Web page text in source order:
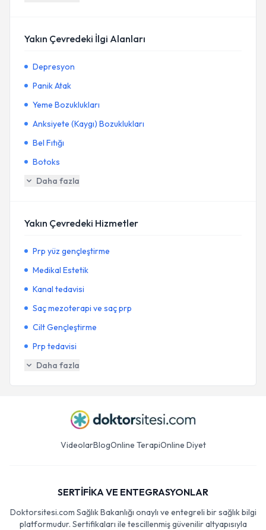
Yakın Çevredeki İlgi Alanları
Depresyon
Panik Atak
Yeme Bozuklukları
Anksiyete (Kaygı) Bozuklukları
Bel Fıtığı
Botoks
Daha fazla
Yakın Çevredeki Hizmetler
Prp yüz gençleştirme
Medikal Estetik
Kanal tedavisi
Saç mezoterapi ve saç prp
Cilt Gençleştirme
Prp tedavisi
Daha fazla
VideolarBlogOnline TerapiOnline Diyet
SERTİFİKA VE ENTEGRASYONLAR
Doktorsitesi.com Sağlık Bakanlığı onaylı ve entegreli bir sağlık bilgi
platformudur. Sertifikaları ile tescillenmiş güvenilir altyapısıyla